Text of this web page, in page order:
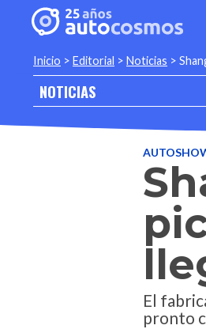
Inicio > Editorial > Noticias >
NOTICIAS
El
pronto